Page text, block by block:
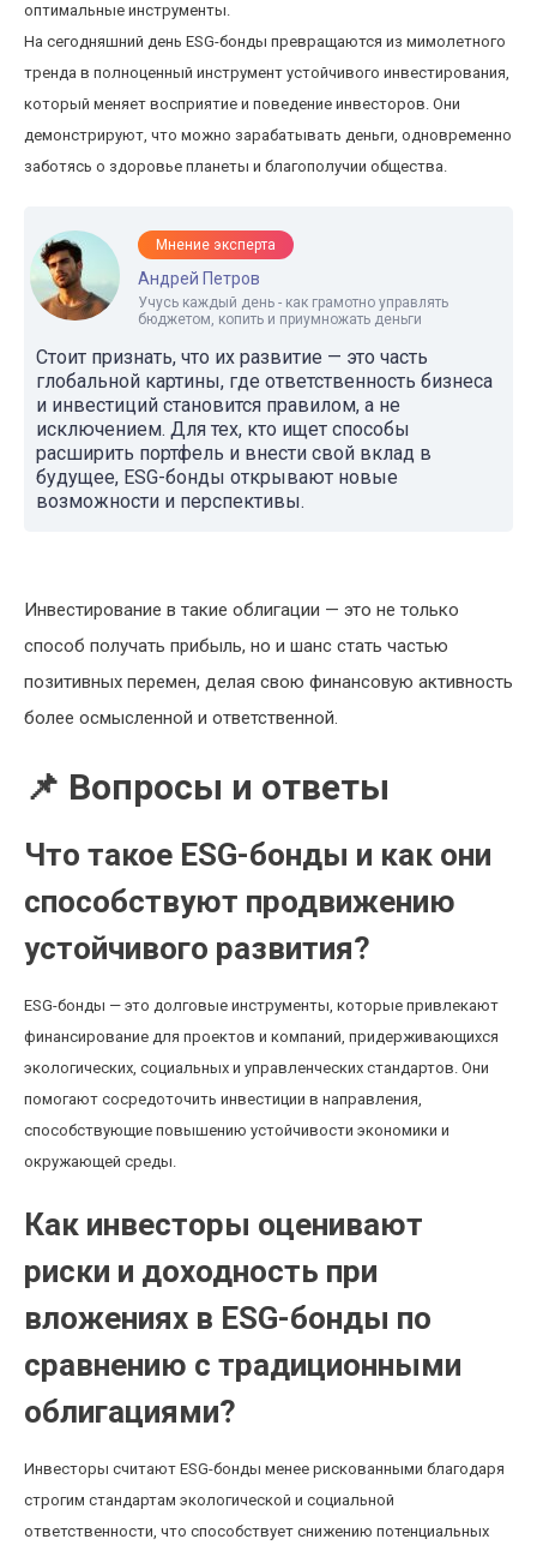
оптимальные инструменты.
На сегодняшний день ESG-бонды превращаются из мимолетного
тренда в полноценный инструмент устойчивого инвестирования,
который меняет восприятие и поведение инвесторов. Они
демонстрируют, что можно зарабатывать деньги, одновременно
заботясь о здоровье планеты и благополучии общества.
Мнение эксперта
Андрей Петров
Учусь каждый день - как грамотно управлять
бюджетом, копить и приумножать деньги
Стоит признать, что их развитие — это часть
глобальной картины, где ответственность бизнеса
и инвестиций становится правилом, а не
исключением. Для тех, кто ищет способы
расширить портфель и внести свой вклад в
будущее, ESG-бонды открывают новые
возможности и перспективы.
Инвестирование в такие облигации — это не только
способ получать прибыль, но и шанс стать частью
позитивных перемен, делая свою финансовую активность
более осмысленной и ответственной.
📌 Вопросы и ответы
Что такое ESG-бонды и как они
способствуют продвижению
устойчивого развития?
ESG-бонды — это долговые инструменты, которые привлекают
финансирование для проектов и компаний, придерживающихся
экологических, социальных и управленческих стандартов. Они
помогают сосредоточить инвестиции в направления,
способствующие повышению устойчивости экономики и
окружающей среды.
Как инвесторы оценивают
риски и доходность при
вложениях в ESG-бонды по
сравнению с традиционными
облигациями?
Инвесторы считают ESG-бонды менее рискованными благодаря
строгим стандартам экологической и социальной
ответственности, что способствует снижению потенциальных